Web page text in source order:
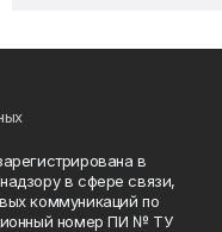
в
в сфере связи,
коммуникаций по
номер ПИ № ТУ